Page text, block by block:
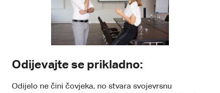
Odijevajte se prikladno:
Odijelo ne čini čovjeka, no stvara svojevrsnu